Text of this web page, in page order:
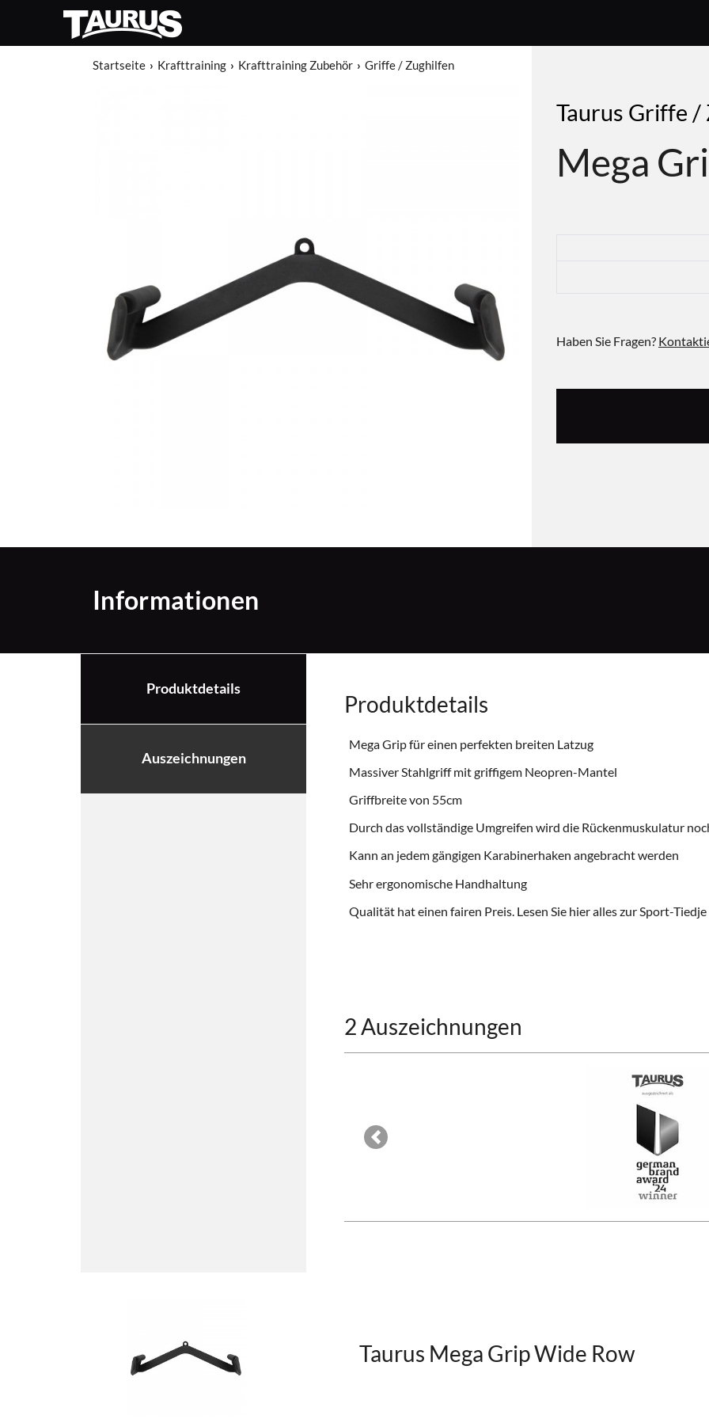
Startseite Krafttraining Krafttraining Zubehör Griffe / Zughilfen
Taurus Griffe /
Mega
Haben Sie Fragen?
Informationen
Produktdetails
Auszeichnungen
Produktdetails
Mega Grip für einen perfekten breiten Latzug
Massiver Stahlgriff mit griffigem Neopren-Mantel
Griffbreite von 55cm
Durch das vollständige Umgreifen wird die Rückenmuskulatur
Kann an jedem gängigen Karabinerhaken angebracht werden
Sehr ergonomische Handhaltung
Qualität hat einen fairen Preis. Lesen Sie hier alles zur Sport-
2 Auszeichnungen
Previous
Taurus Mega Grip Wide Row